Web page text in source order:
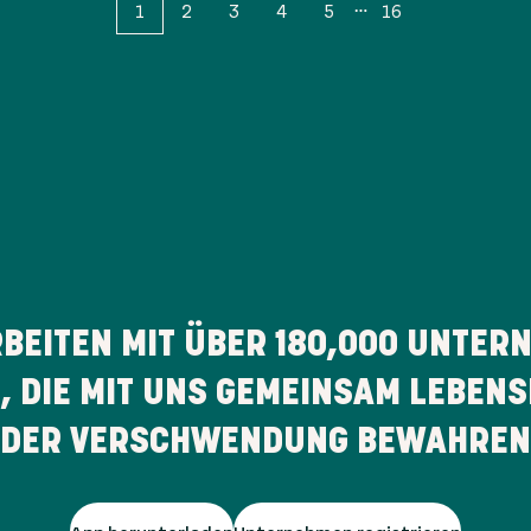
1 2 3 4 5 16
MIT ÜBER 180,000
DIE MIT UNS GEMEINSAM
DER VERSCHWENDUNG BEWAHREN